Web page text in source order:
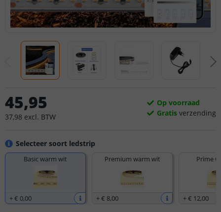
Selecteer soort ledstrip
Basic warm wit
+€ 0,00
Premium warm wit
+€ 8,00
Prime
+€ 12,00
45,95
37,98 excl. BTW
Op voorraad
Gratis verzending